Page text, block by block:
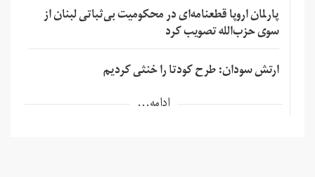
پارلمان اروپا قطعنامه‌ای در محکومیت بی‌ثباتی لبنان از
سوی حزب‌الله تصویب کرد
ارتش سودان: طرح کودتا را خنثی کردیم
ادامه...